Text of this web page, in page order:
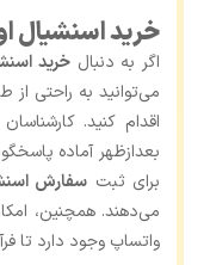
خرید اسنشیال
اگر به دنبالخرید
می‌توانید به راحتی
بعدازظهر آماده
برای ثبت سفارش
می‌دهند. همچنین،
واتساپ وجود دارد تا